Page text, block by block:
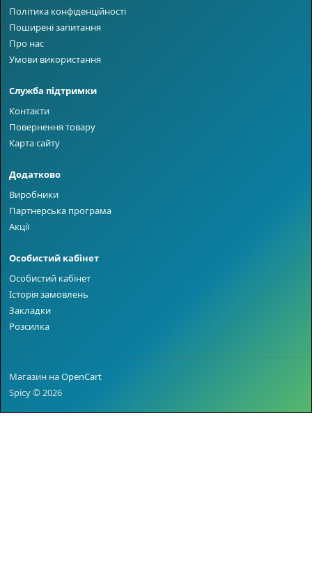
Політика конфіденційності
Поширені запитання
Про нас
Умови використання
Служба підтримки
Контакти
Повернення товару
Карта сайту
Додатково
Виробники
Партнерська програма
Акції
Особистий кабінет
Особистий кабінет
Історія замовлень
Закладки
Розсилка
Магазин наOpenCart
Spicy © 2026